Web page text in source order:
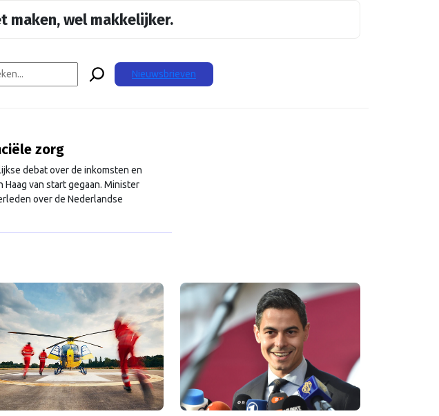
maken, wel makkelijker.
Nieuwsbrieven
zorg
debat over de inkomsten en
Haag van start gegaan. Minister
over de Nederlandse